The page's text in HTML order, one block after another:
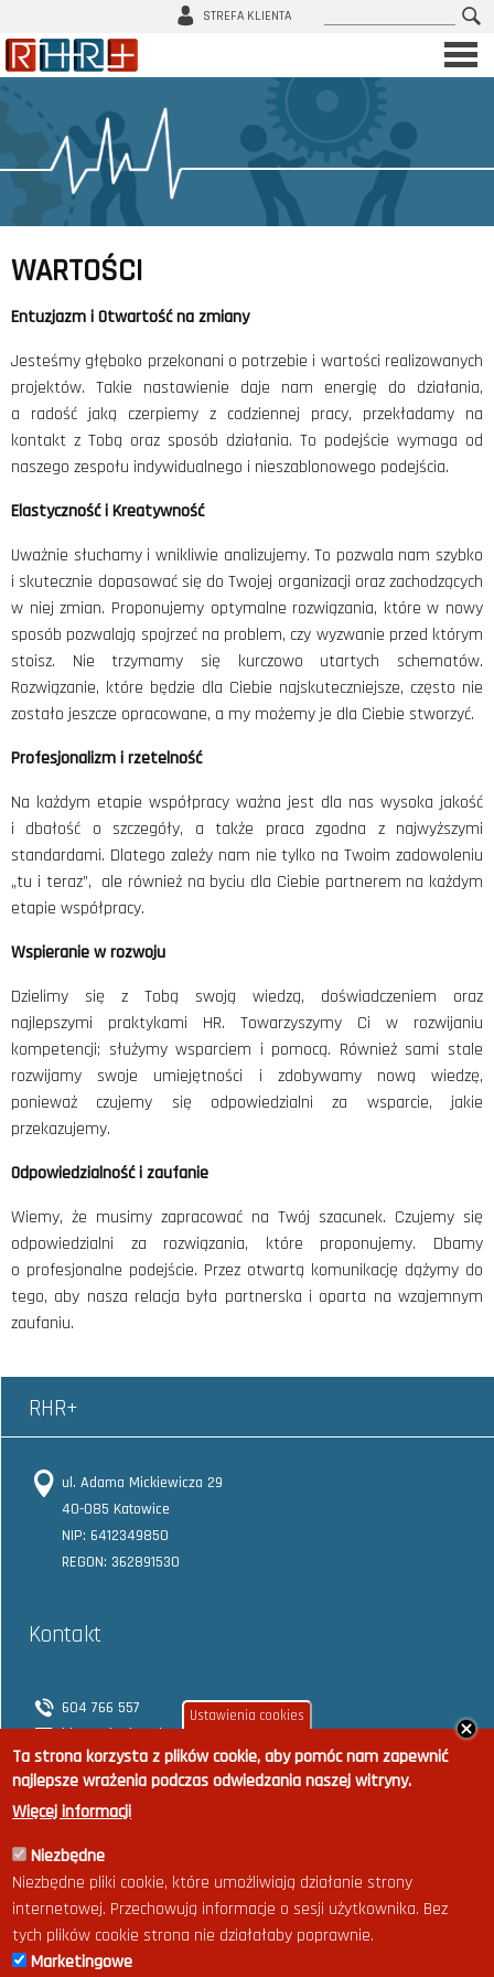
STREFA KLIENTA
ul. Adama Mickiewicza 29, 40-085 Katowice
604 766 557
biuro@rhrplus.pl
Poznaj Nas
Wartości
Metody Współ(Pracy)
Trenerzy i Konsultanci
SZKOLENIA
DORADZTWO HR ▼
LEAN
WARTOŚCI
Entuzjazm i Otwartość na zmiany
Jesteśmy głęboko przekonani o potrzebie i wartości realizowanych
projektów. Takie nastawienie daje nam energię do działania,
a radość jaką czerpiemy z codziennej pracy, przekładamy na
kontakt z Tobą oraz sposób działania. To podejście wymaga od
naszego zespołu indywidualnego i nieszablonowego podejścia.
Elastyczność i Kreatywność
Uważnie słuchamy i wnikliwie analizujemy. To pozwala nam szybko
i skutecznie dopasować się do Twojej organizacji oraz zachodzących
w niej zmian. Proponujemy optymalne rozwiązania, które w nowy
sposób pozwalają spojrzeć na problem, czy wyzwanie przed którym
stoisz. Nie trzymamy się kurczowo utartych schematów.
Rozwiązanie, które będzie dla Ciebie najskuteczniejsze, często nie
zostało jeszcze opracowane, a my możemy je dla Ciebie stworzyć.
Profesjonalizm i rzetelność
Na każdym etapie współpracy ważna jest dla nas wysoka jakość
i dbałość o szczegóły, a także praca zgodna z najwyższymi
standardami. Dlatego zależy nam nie tylko na Twoim zadowoleniu
„tu i teraz”, ale również na byciu dla Ciebie partnerem na każdym
etapie współpracy.
Wspieranie w rozwoju
Dzielimy się z Tobą swoją wiedzą, doświadczeniem oraz
najlepszymi praktykami HR. Towarzyszymy Ci w rozwijaniu
kompetencji; służymy wsparciem i pomocą. Również sami stale
rozwijamy swoje umiejętności i zdobywamy nową wiedzę,
ponieważ czujemy się odpowiedzialni za wsparcie, jakie
przekazujemy.
Odpowiedzialność i zaufanie
Wiemy, że musimy zapracować na Twój szacunek. Czujemy się
odpowiedzialni za rozwiązania, które proponujemy. Dbamy
o profesjonalne podejście. Przez otwartą komunikację dążymy do
tego, aby nasza relacja była partnerska i oparta na wzajemnym
zaufaniu.
RHR+
ul. Adama Mickiewicza 29
40-085 Katowice
NIP: 6412349850
REGON: 362891530
Kontakt
604 766 557
biuro@rhrplus.pl
Napisz do nas
temat* adres e-mail*
Ustawienia cookies
Ta strona korzysta z plików cookie, aby pomóc nam zapewnić
najlepsze wrażenia podczas odwiedzania naszej witryny.
Więcej informacji
Niezbędne
Niezbędne pliki cookie, które umożliwiają działanie strony
internetowej. Przechowują informacje o sesji użytkownika. Bez
tych plików cookie strona nie działałaby poprawnie.
Marketingowe